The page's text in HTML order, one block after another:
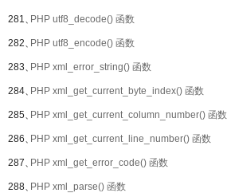
281、PHP utf8_decode() 函数
282、PHP utf8_encode() 函数
283、PHP xml_error_string() 函数
284、PHP xml_get_current_byte_index() 函数
285、PHP xml_get_current_column_number() 函数
286、PHP xml_get_current_line_number() 函数
287、PHP xml_get_error_code() 函数
288、PHP xml_parse() 函数